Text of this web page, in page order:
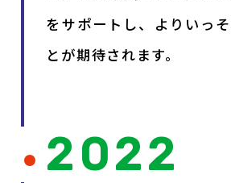
をサポートし、よりいっ
とが期待されます。
2022